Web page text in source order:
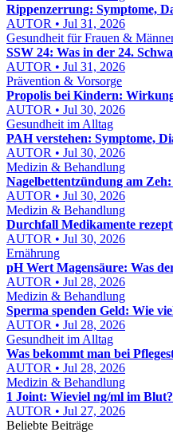
Rippenzerrung: Symptome,
AUTOR • Jul 31, 2026
Gesundheit für Frauen &
SSW 24: Was in der 24.
AUTOR • Jul 31, 2026
Prävention & Vorsorge
Propolis bei Kindern:
AUTOR • Jul 30, 2026
Gesundheit im Alltag
PAH verstehen: Symptome,
AUTOR • Jul 30, 2026
Medizin & Behandlung
Nagelbettentzündung am
AUTOR • Jul 30, 2026
Medizin & Behandlung
Durchfall Medikamente
AUTOR • Jul 30, 2026
Ernährung
pH Wert Magensäure: Was
AUTOR • Jul 28, 2026
Medizin & Behandlung
Sperma spenden Geld: Wie
AUTOR • Jul 28, 2026
Gesundheit im Alltag
Was bekommt man bei
AUTOR • Jul 28, 2026
Medizin & Behandlung
1 Joint: Wieviel ng/ml im
AUTOR • Jul 27, 2026
Beliebte Beiträge